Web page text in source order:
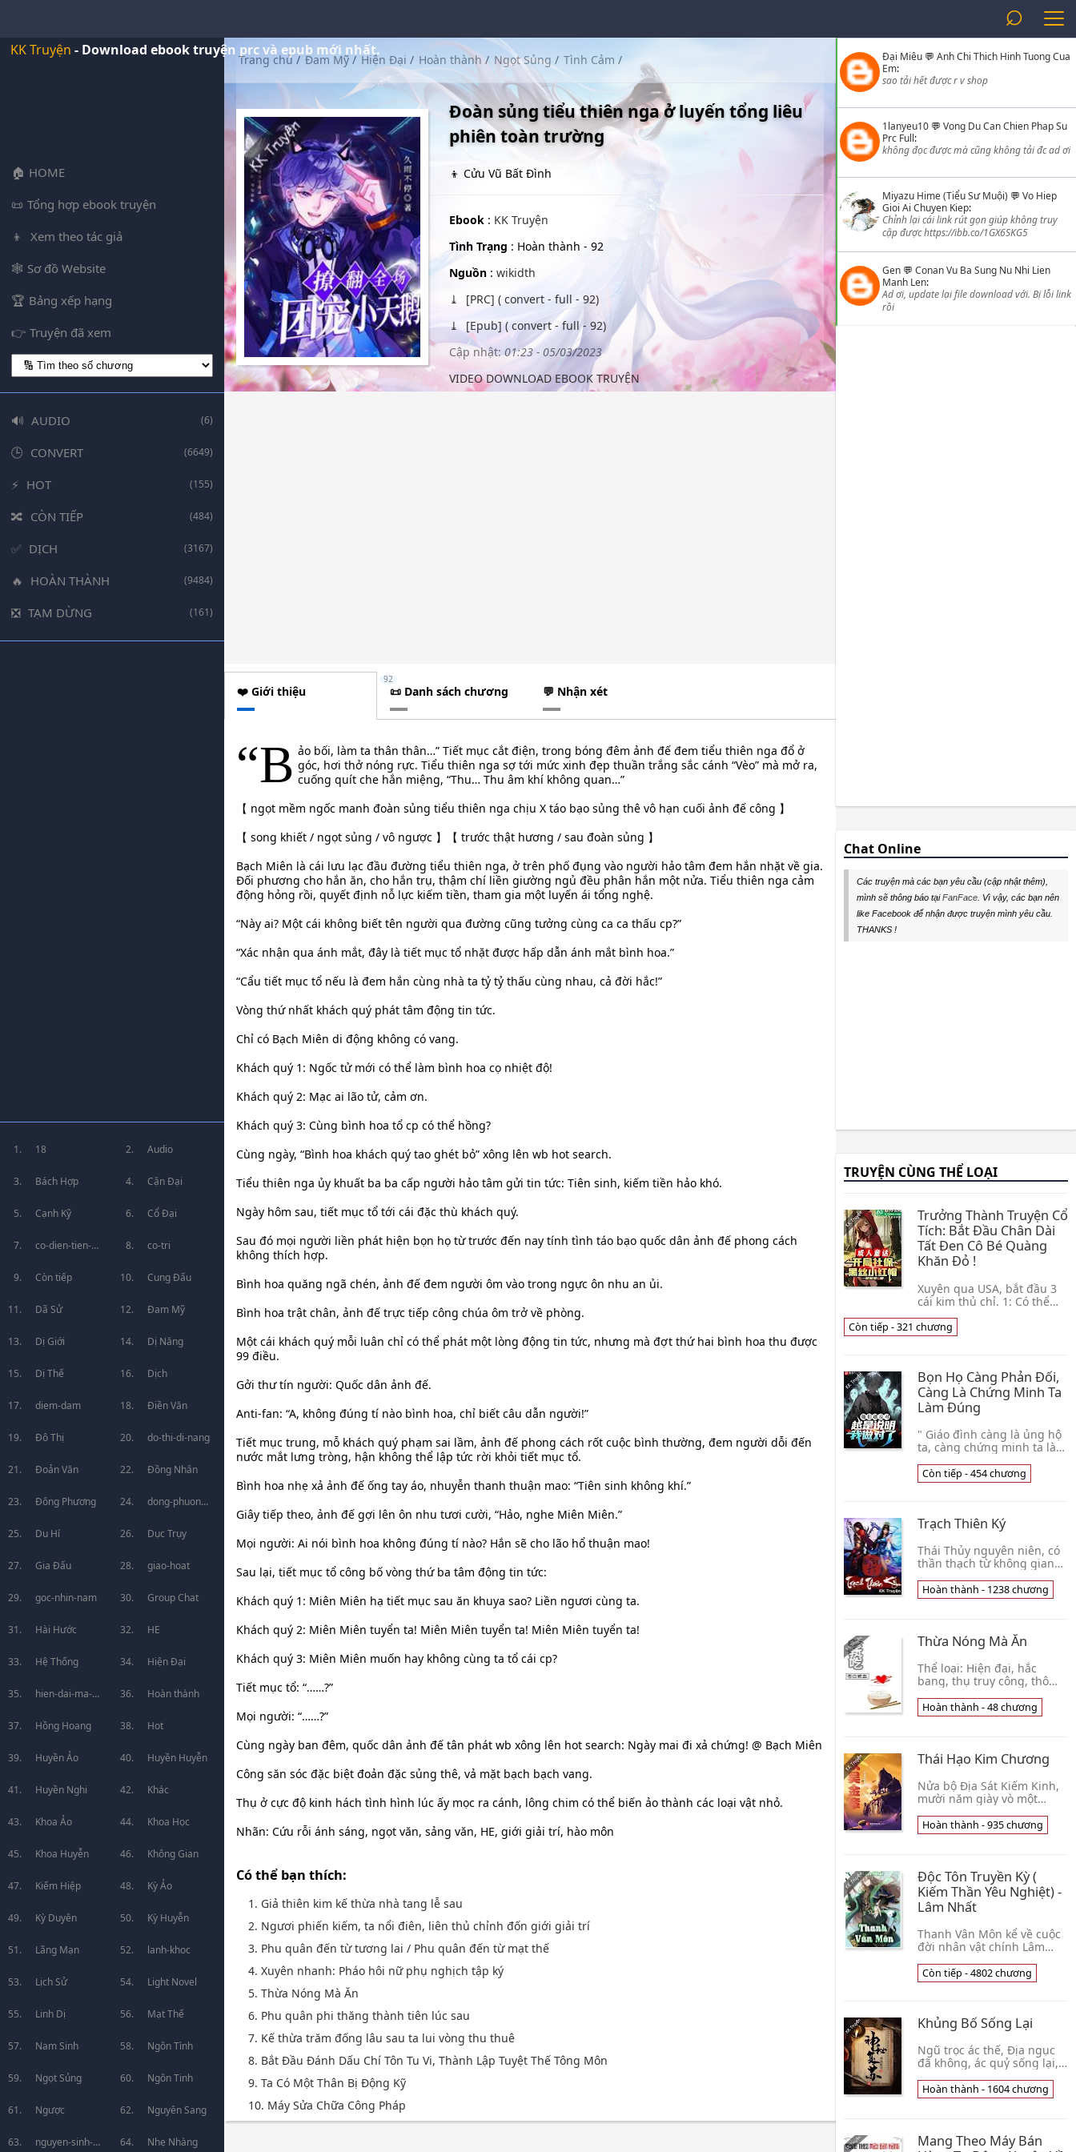
KK Truyện - Download ebook truyện prc và epub mới nhất.
⌕
HOME
Tổng hợp ebook truyện
Xem theo tác giả
Sơ đồ Website
Bảng xếp hạng
Truyện đã xem
AUDIO (6)
CONVERT (6649)
HOT (155)
CÒN TIẾP (484)
DỊCH (3167)
HOÀN THÀNH (9484)
TẠM DỪNG (161)
18 Audio
Bách Hợp Cận Đại
Cạnh Kỹ Cổ Đại
co-dien-tien-
hiep
co-tri
Còn tiếp Cung Đấu
Dã Sử Đam Mỹ
Dị Giới Dị Năng
Dị Thế Dịch
diem-dam Điền Văn
Đô Thị do-thi-di-nang
Đoản Văn Đồng Nhân
Đông Phương dong-phuong-
huyen-huyen
Du Hí Dục Trụy
Gia Đấu giao-hoat
goc-nhin-nam Group Chat
Hài Hước HE
Hệ Thống Hiện Đại
hien-dai-ma-
phap
Hoàn thành
Hồng Hoang Hot
Huyền Ảo Huyền Huyễn
Huyền Nghi Khác
Khoa Ảo Khoa Học
Khoa Huyễn Không Gian
Kiếm Hiệp Kỳ Ảo
Kỳ Duyên Kỳ Huyễn
Lãng Mạn lanh-khoc
Lịch Sử Light Novel
Linh Dị Mạt Thế
Nam Sinh Ngôn Tình
Ngọt Sủng Ngôn Tinh
Ngược Nguyên Sang
nguyen-sinh- Nhẹ Nhàng
Trang chủ/ Đam Mỹ/ Hiện Đại / Hoàn thành/ Ngọt Sủng / Tình Cảm /
Đoàn sủng tiểu thiên nga ở luyến tổng liêu
phiên toàn trường
👦 Cửu Vũ Bất Đình
Ebook : KK Truyện
Tình Trạng : Hoàn thành - 92
Nguồn: wikidth
[PRC] ( convert - full - 92)
[Epub] ( convert - full - 92)
Cập nhật:01:23 - 05/03/2023
VIDEO DOWNLOAD EBOOK TRUYỆN
❤️ Giới thiệu 📜 Danh sách chương
92
💬 Nhận xét
“B ảo bối, làm ta thân thân…” Tiết mục cắt điện, trong bóng đêm ảnh đế đem tiểu thiên nga đổ ở
góc, hơi thở nóng rực. Tiểu thiên nga sợ tới mức xinh đẹp thuần trắng sắc cánh “Vèo” mà mở ra,
cuống quít che hắn miệng, “Thu… Thu âm khí không quan…”
【 ngọt mềm ngốc manh đoàn sủng tiểu thiên nga chịu X táo bạo sủng thê vô hạn cuối ảnh đế công 】
【 song khiết / ngọt sủng / vô ngược 】【 trước thật hương / sau đoàn sủng 】
Bạch Miên là cái lưu lạc đầu đường tiểu thiên nga, ở trên phố đụng vào người hảo tâm đem hắn nhặt về gia.
Đối phương cho hắn ăn, cho hắn trụ, thậm chí liền giường ngủ đều phân hắn một nửa. Tiểu thiên nga cảm
động hỏng rồi, quyết định nỗ lực kiếm tiền, tham gia một luyến ái tổng nghệ.
“Này ai? Một cái không biết tên người qua đường cũng tưởng cùng ca ca thấu cp?”
“Xác nhận qua ánh mắt, đây là tiết mục tổ nhặt được hấp dẫn ánh mắt bình hoa.”
“Cẩu tiết mục tổ nếu là đem hắn cùng nhà ta tỷ tỷ thấu cùng nhau, cả đời hắc!”
Vòng thứ nhất khách quý phát tâm động tin tức.
Chỉ có Bạch Miên di động không có vang.
Khách quý 1: Ngốc tử mới có thể làm bình hoa cọ nhiệt độ!
Khách quý 2: Mạc ai lão tử, cảm ơn.
Khách quý 3: Cùng bình hoa tổ cp có thể hồng?
Cùng ngày, “Bình hoa khách quý tao ghét bỏ” xông lên wb hot search.
Tiểu thiên nga ủy khuất ba ba cấp người hảo tâm gửi tin tức: Tiên sinh, kiếm tiền hảo khó.
Ngày hôm sau, tiết mục tổ tới cái đặc thù khách quý.
Sau đó mọi người liền phát hiện bọn họ từ trước đến nay tính tình táo bạo quốc dân ảnh đế phong cách
không thích hợp.
Bình hoa quăng ngã chén, ảnh đế đem người ôm vào trong ngực ôn nhu an ủi.
Bình hoa trật chân, ảnh đế trực tiếp công chúa ôm trở về phòng.
Một cái khách quý mỗi luân chỉ có thể phát một lòng động tin tức, nhưng mà đợt thứ hai bình hoa thu được
99 điều.
Gởi thư tín người: Quốc dân ảnh đế.
Anti-fan: “A, không đúng tí nào bình hoa, chỉ biết câu dẫn người!”
Tiết mục trung, mỗ khách quý phạm sai lầm, ảnh đế phong cách rốt cuộc bình thường, đem người dỗi đến
nước mắt lưng tròng, hận không thể lập tức rời khỏi tiết mục tổ.
Bình hoa nhẹ xả ảnh đế ống tay áo, nhuyễn thanh thuận mao: “Tiên sinh không khí.”
Giây tiếp theo, ảnh đế gợi lên ôn nhu tươi cười, “Hảo, nghe Miên Miên.”
Mọi người: Ai nói bình hoa không đúng tí nào? Hắn sẽ cho lão hổ thuận mao!
Sau lại, tiết mục tổ công bố vòng thứ ba tâm động tin tức:
Khách quý 1: Miên Miên hạ tiết mục sau ăn khuya sao? Liền ngươi cùng ta.
Khách quý 2: Miên Miên tuyển ta! Miên Miên tuyển ta! Miên Miên tuyển ta!
Khách quý 3: Miên Miên muốn hay không cùng ta tổ cái cp?
Tiết mục tổ: “……?”
Mọi người: “……?”
Cùng ngày ban đêm, quốc dân ảnh đế tân phát wb xông lên hot search: Ngày mai đi xả chứng! @ Bạch Miên
Công săn sóc đặc biệt đoản đặc sủng thê, vả mặt bạch bạch vang.
Thụ ở cực độ kinh hách tình hình lúc ấy mọc ra cánh, lông chim có thể biến ảo thành các loại vật nhỏ.
Nhãn: Cứu rỗi ánh sáng, ngọt văn, sảng văn, HE, giới giải trí, hào môn
Có thể bạn thích:
1. Giả thiên kim kế thừa nhà tang lễ sau
2. Ngươi phiến kiếm, ta nổi điên, liên thủ chỉnh đốn giới giải trí
3. Phu quân đến từ tương lai / Phu quân đến từ mạt thế
4. Xuyên nhanh: Pháo hôi nữ phụ nghịch tập ký
5. Thừa Nóng Mà Ăn
6. Phu quân phi thăng thành tiên lúc sau
7. Kế thừa trăm đống lâu sau ta lui vòng thu thuê
8. Bắt Đầu Đánh Dấu Chí Tôn Tu Vi, Thành Lập Tuyệt Thế Tông Môn
9. Ta Có Một Thân Bị Động Kỹ
10. Máy Sửa Chữa Công Pháp
Đại Miêu 💬 Anh Chi Thich Hinh Tuong Cua
Em:
sao tải hết được r v shop
1lanyeu10 💬 Vong Du Can Chien Phap Su
Prc Full:
không đọc được mà cũng không tải đc ad ơi
Miyazu Hime (Tiểu Sư Muội) 💬 Vo Hiep
Gioi Ai Chuyen Kiep:
Chỉnh lại cái link rút gọn giúp không truy
cập được https://ibb.co/1GX6SKG5
Gen 💬 Conan Vu Ba Sung Nu Nhi Lien
Manh Len:
Ad ơi, update lại file download với. Bị lỗi link
rồi
Chat Online
Các truyện mà các bạn yêu cầu (cập nhật thêm),
mình sẽ thông báo tạiFanFace . Vì vậy, các bạn nên
like Facebook để nhận được truyện mình yêu cầu.
THANKS !
TRUYỆN CÙNG THỂ LOẠI
Trưởng Thành Truyện Cổ
Tích: Bắt Đầu Chân Dài
Tất Đen Cô Bé Quàng
Khăn Đỏ !
Xuyên qua USA, bắt đầu 3
cái kim thủ chỉ. 1: Có thể
không môn. 2: Vô cùng lớn
có thể cất giữ bất kỳ vật gì
Còn tiếp - 321 chương
Bọn Họ Càng Phản Đối,
Càng Là Chứng Minh Ta
Làm Đúng
" Giáo đình càng là ủng hộ
ta, càng chứng minh ta làm
đối ta, càng chứng minh ta
làm đúng." " Liền dị đoan
Còn tiếp - 454 chương
Trạch Thiên Ký
Thái Thủy nguyên niên, có
thần thạch từ không gian
nhân gian, trong đó có
thần thạch rơi vào Đông
Hoàn thành - 1238 chương
Thừa Nóng Mà Ăn
Thể loại: Hiện đại, hắc
bang, thụ truy công, thô
× bình tĩnh ngốc manh
tham ăn bác sĩ thụ, hài, có
Hoàn thành - 48 chương
Thái Hạo Kim Chương
Nửa bộ Địa Sát Kiếm Kinh,
mười năm giày vò một
bình thường chuyển thế
trùng sinh, thu hoạch được
Hoàn thành - 935 chương
Độc Tôn Truyền Kỳ (
Kiếm Thần Yêu Nghiệt) -
Lâm Nhất
Thanh Vân Môn kể về cuộc
đời nhân vật chính Lâm
chặt bát đạo hung hồn:
Chúc Long, Côn Bằng, Đằng
Còn tiếp - 4802 chương
Khủng Bố Sống Lại
Ngũ trọc ác thế, Địa ngục
đã không, ác quỷ sống lại,
giới này quỷ xuất hiện. . .
Như vậy thần lại ở đâu?
Hoàn thành - 1604 chương
Mang Theo Máy Bán